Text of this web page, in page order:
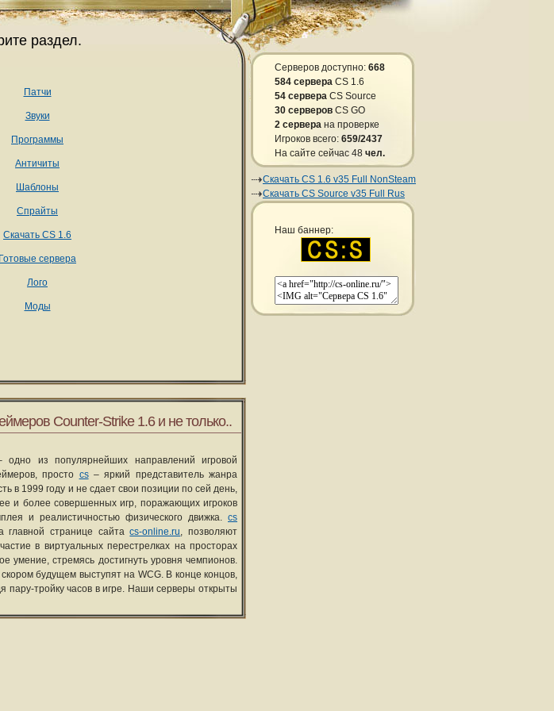
Серверов доступно: 668
584 сервера CS 1.6
54 сервера CS Source
30 серверов CS GO
2 сервера на проверке
Игроков всего: 659/2437
На сайте сейчас 48 чел.
Скачать CS 1.6 v35 Full NonSteam
Скачать CS Source v35 Full Rus
Наш баннер:
раздел.
Патчи
Звуки
Программы
Античиты
Шаблоны
Спрайты
Скачать CS 1.6
Готовые сервера
Лого
Моды
Counter-Strike 1.6 и не только..
одно из популярнейших направлений игровой
просто cs– яркий представитель жанра
в 1999 году и не сдает свои позиции по сей день,
и более совершенных игр, поражающих игроков
и реалистичностью физического движка. cs
главной странице сайтаcs-online.ru, позволяют
в виртуальных перестрелках на просторах
умение, стремясь достигнуть уровня чемпионов.
будущем выступят на WCG. В конце концов,
пару-тройку часов в игре. Наши серверы открыты